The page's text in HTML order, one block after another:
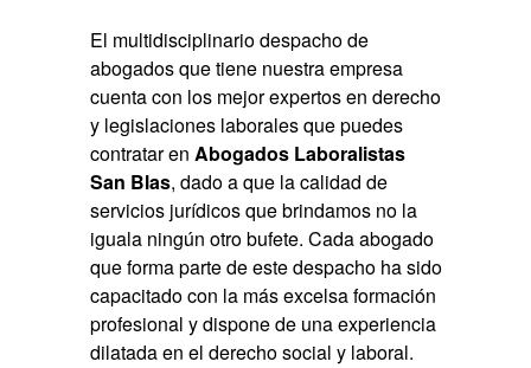
El multidisciplinario despacho de
abogados que tiene nuestra empresa
cuenta con los mejor expertos en derecho
y legislaciones laborales que puedes
contratar enAbogados Laboralistas
San Blas, dado a que la calidad de
servicios jurídicos que brindamos no la
iguala ningún otro bufete. Cada abogado
que forma parte de este despacho ha sido
capacitado con la más excelsa formación
profesional y dispone de una experiencia
dilatada en el derecho social y laboral.